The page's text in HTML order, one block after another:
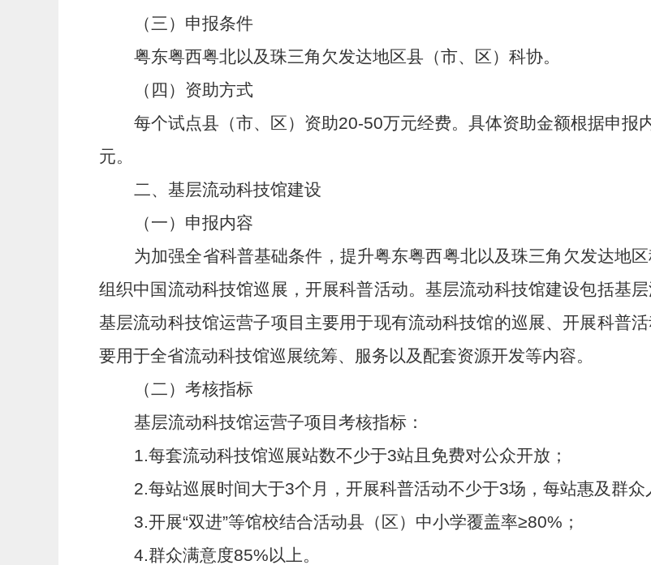
（三）申报条件
粤东粤西粤北以及珠三角欠发达地区县（市、区）科协。
（四）资助方式
每个试点县（市、区）资助20-50万元经费。具体资助金额根据申报
元。
二、基层流动科技馆建设
（一）申报内容
为加强全省科普基础条件，提升粤东粤西粤北以及珠三角欠发达地
组织中国流动科技馆巡展，开展科普活动。基层流动科技馆建设包括基
基层流动科技馆运营子项目主要用于现有流动科技馆的巡展、开展科普
要用于全省流动科技馆巡展统筹、服务以及配套资源开发等内容。
（二）考核指标
基层流动科技馆运营子项目考核指标：
1.每套流动科技馆巡展站数不少于3站且免费对公众开放；
2.每站巡展时间大于3个月，开展科普活动不少于3场，每站惠及群众
3.开展“双进”等馆校结合活动县（区）中小学覆盖率≥80% ；
4.群众满意度85%以上。